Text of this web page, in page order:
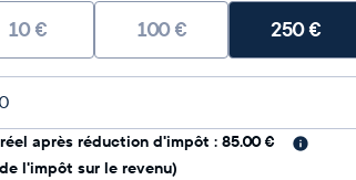
10€ 100€ 250€
libre
après réduction d'impôt : 85.00 €
l'impôt sur le revenu)